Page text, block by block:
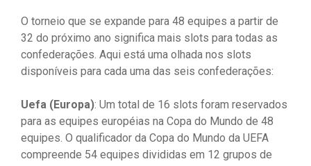
O torneio que se expande para 48 equipes a partir de
32 do próximo ano significa mais slots para todas as
confederações. Aqui está uma olhada nos slots
disponíveis para cada uma das seis confederações:
Uefa (Europa): Um total de 16 slots foram reservados
para as equipes européias na Copa do Mundo de 48
equipes. O qualificador da Copa do Mundo da UEFA
compreende 54 equipes divididas em 12 grupos de